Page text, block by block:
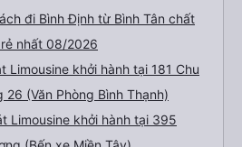
đi Bình Định từ Bình Tân chất
nhất 08/2026
Limousine khởi hành tại 181 Chu
26 (Văn Phòng Bình Thạnh)
Limousine khởi hành tại 395